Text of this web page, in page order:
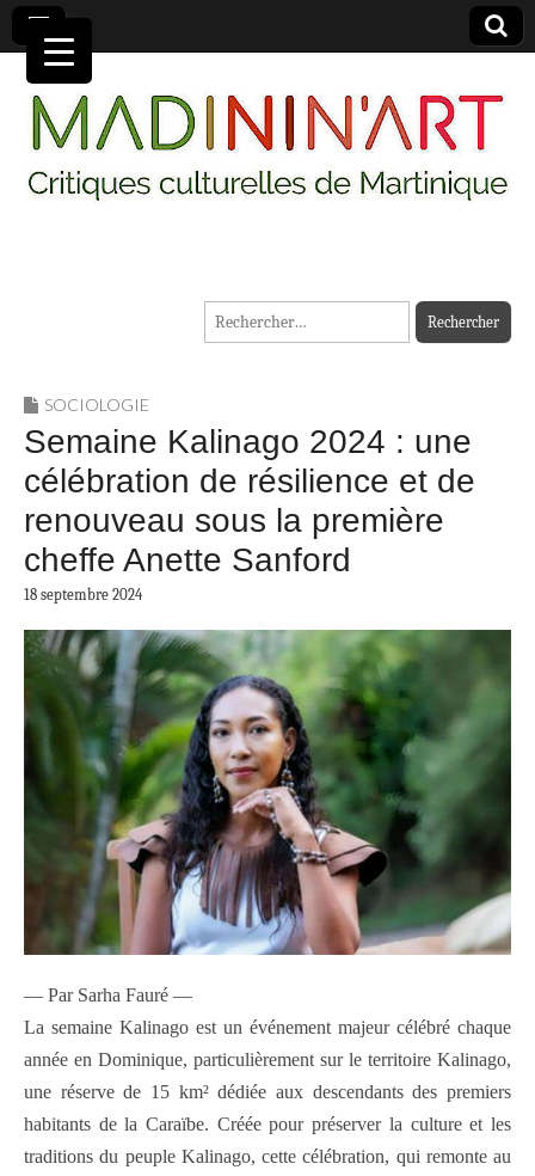
MADININ'ART
Rechercher :
SOCIOLOGIE
Semaine Kalinago 2024 : une
célébration de résilience et de
renouveau sous la première
cheffe Anette Sanford
18 septembre 2024
— Par Sarha Fauré —
La semaine Kalinago est un événement majeur célébré chaque
année en Dominique, particulièrement sur le territoire Kalinago,
une réserve de 15 km² dédiée aux descendants des premiers
habitants de la Caraïbe. Créée pour préserver la culture et les
traditions du peuple Kalinago, cette célébration, qui remonte au